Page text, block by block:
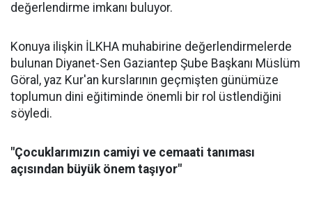
değerlendirme imkanı buluyor.
Konuya ilişkin İLKHA muhabirine değerlendirmelerde
bulunan Diyanet-Sen Gaziantep Şube Başkanı Müslüm
Göral, yaz Kur'an kurslarının geçmişten günümüze
toplumun dini eğitiminde önemli bir rol üstlendiğini
söyledi.
"Çocuklarımızın camiyi ve cemaati tanıması
açısından büyük önem taşıyor"